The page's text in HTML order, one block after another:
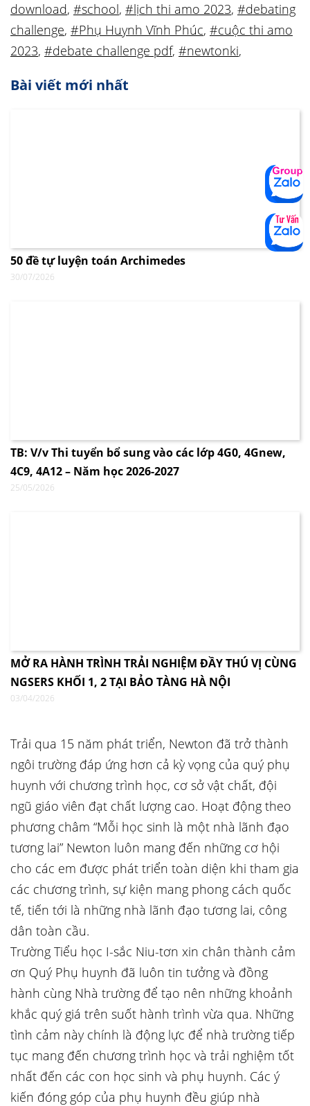
download, #school, #lịch thi amo 2023, #debating
challenge, #Phụ Huynh Vĩnh Phúc, #cuộc thi amo
2023, #debate challenge pdf, #newtonki,
Bài viết mới nhất
50 đề tự luyện toán Archimedes
30/07/2026
TB: V/v Thi tuyển bổ sung vào các lớp 4G0, 4Gnew,
4C9, 4A12 – Năm học 2026-2027
25/05/2026
MỞ RA HÀNH TRÌNH TRẢI NGHIỆM ĐẦY THÚ VỊ CÙNG
NGSERS KHỐI 1, 2 TẠI BẢO TÀNG HÀ NỘI
03/04/2026
Trải qua 15 năm phát triển, Newton đã trở thành
ngôi trường đáp ứng hơn cả kỳ vọng của quý phụ
huynh với chương trình học, cơ sở vật chất, đội
ngũ giáo viên đạt chất lượng cao. Hoạt động theo
phương châm “Mỗi học sinh là một nhà lãnh đạo
tương lai” Newton luôn mang đến những cơ hội
cho các em được phát triển toàn diện khi tham gia
các chương trình, sự kiện mang phong cách quốc
tế, tiến tới là những nhà lãnh đạo tương lai, công
dân toàn cầu.
Trường Tiểu học I-sắc Niu-tơn xin chân thành cảm
ơn Quý Phụ huynh đã luôn tin tưởng và đồng
hành cùng Nhà trường để tạo nên những khoảnh
khắc quý giá trên suốt hành trình vừa qua. Những
tình cảm này chính là động lực để nhà trường tiếp
tục mang đến chương trình học và trải nghiệm tốt
nhất đến các con học sinh và phụ huynh. Các ý
kiến đóng góp của phụ huynh đều giúp nhà